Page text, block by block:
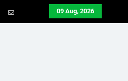
09 Aug, 2026